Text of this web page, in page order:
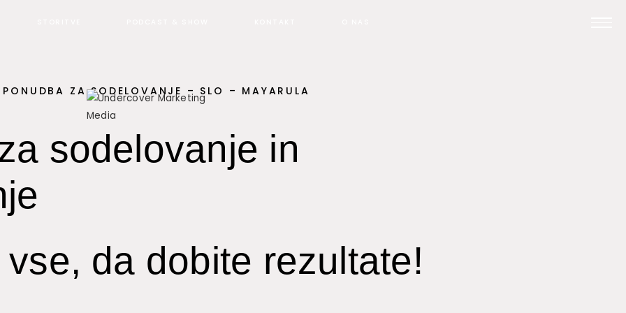
PONUDBA ZA SODELOVANJE – SLO – MAYARULA
sodelovanje in
da dobite rezultate!